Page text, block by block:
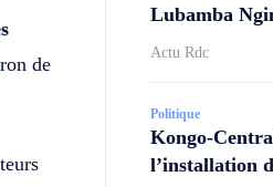
de
Lubamba
Actu Rdc
Politique
Kongo-
l’installation